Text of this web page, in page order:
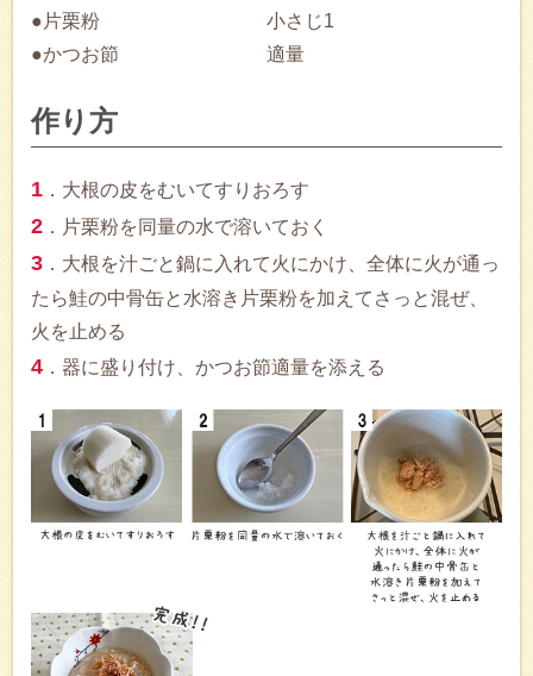
●片栗粉
●かつお節
小さじ1
適量
作り方
1 ．大根の皮をむいてすりおろす
2 ．片栗粉を同量の水で溶いておく
3 ．大根を汁ごと鍋に入れて火にかけ、全体に火が通っ
たら鮭の中骨缶と水溶き片栗粉を加えてさっと混ぜ、
火を止める
4 ．器に盛り付け、かつお節適量を添える